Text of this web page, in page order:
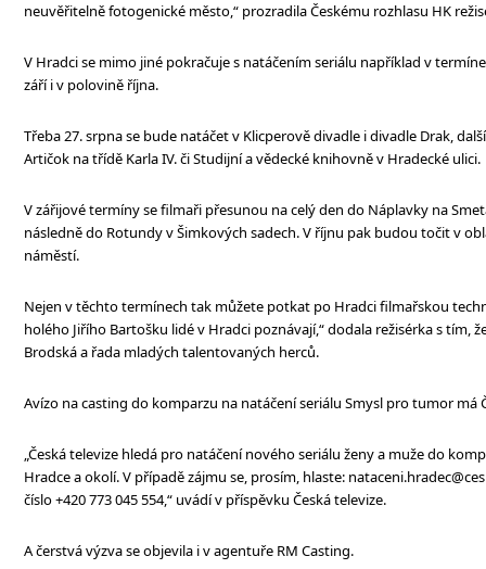
neuvěřitelně fotogenické město,“ prozradila Českému rozhlasu HK
V Hradci se mimo jiné pokračuje s natáčením seriálu například v
září i v polovině října.
Třeba 27. srpna se bude natáčet v Klicperově divadle i divadle Drak,
Artičok na třídě Karla IV. či Studijní a vědecké knihovně v Hradecké ulici.
V zářijové termíny se filmaři přesunou na celý den do Náplavky na
následně do Rotundy v Šimkových sadech. V říjnu pak budou točit v
náměstí.
Nejen v těchto termínech tak můžete potkat po Hradci filmařskou
holého Jiřího Bartošku lidé v Hradci poznávají,“ dodala režisérka s tím,
Brodská a řada mladých talentovaných herců.
Avízo na casting do komparzu na natáčení seriálu Smysl pro tumor má
„Česká televize hledá pro natáčení nového seriálu ženy a muže do
Hradce a okolí. V případě zájmu se, prosím, hlaste:
číslo +420 773 045 554,“ uvádí v příspěvku Česká televize.
A čerstvá výzva se objevila i v agentuře RM Casting.